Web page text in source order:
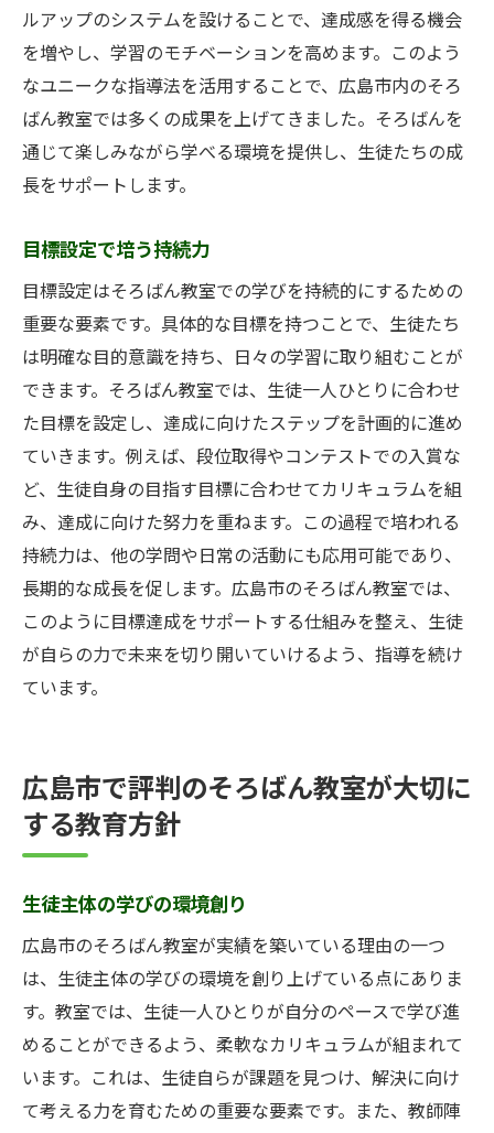
ルアップのシステムを設けることで、達成感を得る機会
を増やし、学習のモチベーションを高めます。このよう
なユニークな指導法を活用することで、広島市内のそろ
ばん教室では多くの成果を上げてきました。そろばんを
通じて楽しみながら学べる環境を提供し、生徒たちの成
長をサポートします。
目標設定で培う持続力
目標設定はそろばん教室での学びを持続的にするための
重要な要素です。具体的な目標を持つことで、生徒たち
は明確な目的意識を持ち、日々の学習に取り組むことが
できます。そろばん教室では、生徒一人ひとりに合わせ
た目標を設定し、達成に向けたステップを計画的に進め
ていきます。例えば、段位取得やコンテストでの入賞な
ど、生徒自身の目指す目標に合わせてカリキュラムを組
み、達成に向けた努力を重ねます。この過程で培われる
持続力は、他の学問や日常の活動にも応用可能であり、
長期的な成長を促します。広島市のそろばん教室では、
このように目標達成をサポートする仕組みを整え、生徒
が自らの力で未来を切り開いていけるよう、指導を続け
ています。
広島市で評判のそろばん教室が大切に
する教育方針
生徒主体の学びの環境創り
広島市のそろばん教室が実績を築いている理由の一つ
は、生徒主体の学びの環境を創り上げている点にありま
す。教室では、生徒一人ひとりが自分のペースで学び進
めることができるよう、柔軟なカリキュラムが組まれて
います。これは、生徒自らが課題を見つけ、解決に向け
て考える力を育むための重要な要素です。また、教師陣